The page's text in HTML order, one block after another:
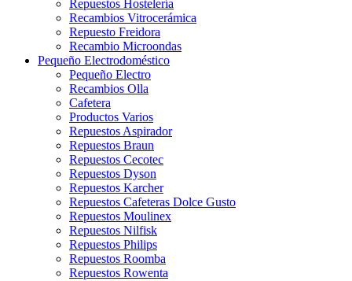
Repuestos Hostelería
Recambios Vitrocerámica
Repuesto Freidora
Recambio Microondas
Pequeño Electrodoméstico
Pequeño Electro
Recambios Olla
Cafetera
Productos Varios
Repuestos Aspirador
Repuestos Braun
Repuestos Cecotec
Repuestos Dyson
Repuestos Karcher
Repuestos Cafeteras Dolce Gusto
Repuestos Moulinex
Repuestos Nilfisk
Repuestos Philips
Repuestos Roomba
Repuestos Rowenta